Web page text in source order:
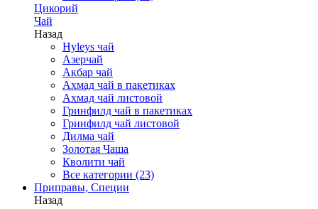
Цикорий
Чай
Назад
Hyleys чай
Азерчай
Акбар чай
Ахмад чай в пакетиках
Ахмад чай листовой
Гринфилд чай в пакетиках
Гринфилд чай листовой
Дилма чай
Золотая Чаша
Кволити чай
Все категории (23)
Приправы, Специи
Назад